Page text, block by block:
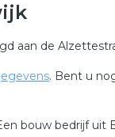
aan de
. Bent u
bouw bedrijf uit